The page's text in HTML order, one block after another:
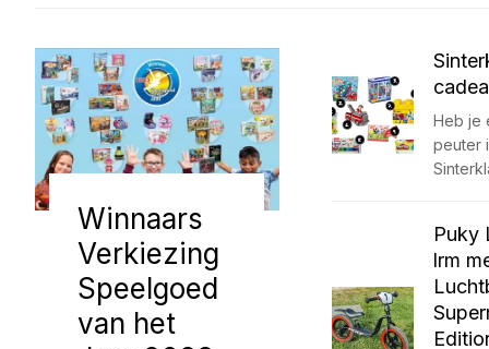
Winnaars
Verkiezing
Speelgoed
van het
Heb je
peuter
Puky
lrm